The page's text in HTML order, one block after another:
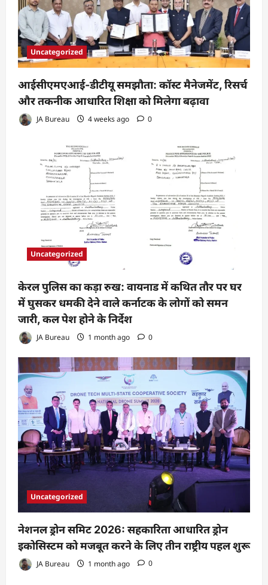
Uncategorized
आईसीएमएआई-डीटीयू समझौता: कॉस्ट मैनेजमेंट, रिसर्च
और तकनीक आधारित शिक्षा को मिलेगा बढ़ावा
JA Bureau 4 weeks ago 0
Uncategorized
केरल पुलिस का कड़ा रुख: वायनाड में कथित तौर पर घर
में घुसकर धमकी देने वाले कर्नाटक के लोगों को समन
जारी, कल पेश होने के निर्देश
JA Bureau 1 month ago 0
Uncategorized
नेशनल ड्रोन समिट 2026: सहकारिता आधारित ड्रोन
इकोसिस्टम को मजबूत करने के लिए तीन राष्ट्रीय पहल शुरू
JA Bureau 1 month ago 0